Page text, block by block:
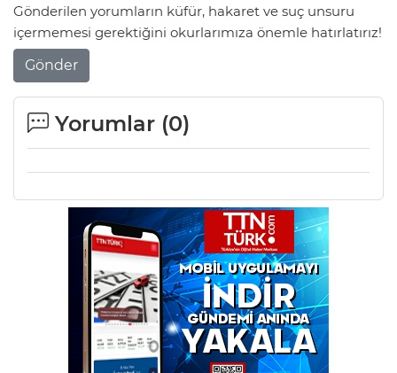
Gönderilen yorumların küfür, hakaret ve suç unsuru
içermemesi gerektiğini okurlarımıza önemle hatırlatırız!
Gönder
Yorumlar (0)